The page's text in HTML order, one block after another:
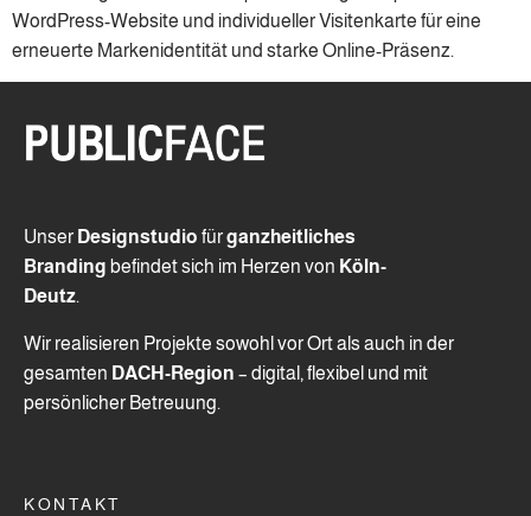
WordPress-Website und individueller Visitenkarte für eine
erneuerte Markenidentität und starke Online-Präsenz.
Unser Designstudio fürganzheitliches
Branding befindet sich im Herzen von Köln-
Deutz.
Wir realisieren Projekte sowohl vor Ort als auch in der
gesamten DACH-Region – digital, flexibel und mit
persönlicher Betreuung.
KONTAKT